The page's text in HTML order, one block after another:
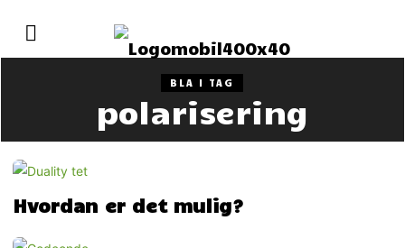
BLA I TAG
polarisering
Hvordan er det mulig?